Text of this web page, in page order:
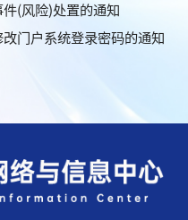
(风险)处置的通知
门户系统登录密码的通知